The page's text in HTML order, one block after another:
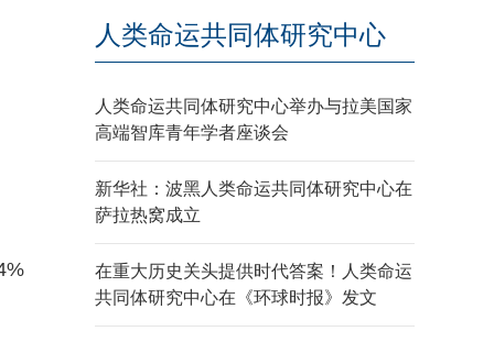
人类命运共同体研究中心
人类命运共同体研究中心举办与拉美国家
高端智库青年学者座谈会
新华社：波黑人类命运共同体研究中心在
萨拉热窝成立
在重大历史关头提供时代答案！人类命运
共同体研究中心在《环球时报》发文